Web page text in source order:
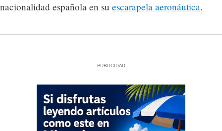
nacionalidad española en su escarapela aeronáutica.
PUBLICIDAD